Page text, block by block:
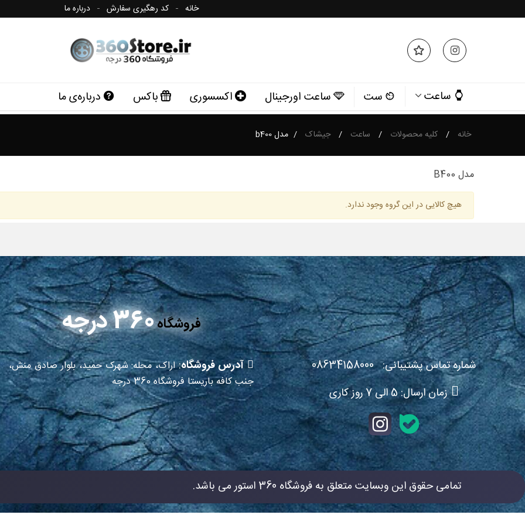
خانه کد رهگیری سفارش درباره ما
ساعت ست ساعت اورجینال اکسسوری باکس درباره‌ی ما
خانه / کلیه محصولات / ساعت / جیشاک / مدل b400
مدل B400
هیچ کالایی در این گروه وجود ندارد.
فروشگاه360 درجه
شماره تماس پشتیبانی: 08634158000
زمان ارسال: 5 الی 7 روز کاری
آدرس فروشگاه:اراک، محله: شهرک حمید، بلوار صادق منش،
جنب کافه باریستا فروشگاه 360 درجه
تمامی حقوق این وبسایت متعلق به فروشگاه 360 استور می باشد.